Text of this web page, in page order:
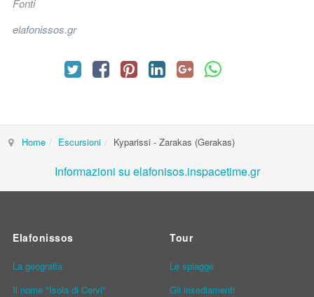
Fonti
elafonissos.gr
Home Escursioni Kyparissi - Zarakas (Gerakas)
Informazioni su elafonisos.inspacetime.gr
Elafonissos
La geografia
Il nome "Isola di Cervi"
Tour
Le spiagge
Gli insediamenti